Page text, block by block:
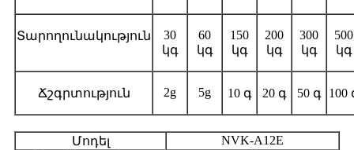
Տարողունակություն
30
կգ
60
կգ
150
կգ
200
կգ
300
կգ
500
կգ
Ճշգրտություն 2g 5g 10 գ 20 գ 50 գ 100
Մոդել
NVK-A12E